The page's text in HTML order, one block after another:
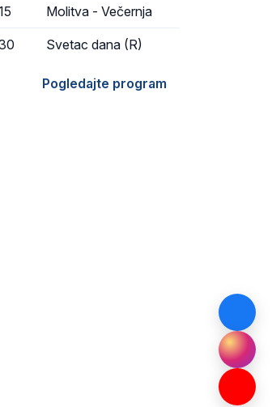
Molitva - Večernja
Svetac dana (R)
Pogledajte program